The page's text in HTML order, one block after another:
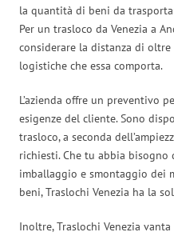
la quantità di beni da
Per un trasloco da Venezia a
considerare la distanza di
logistiche che essa comporta.
L’azienda offre un preventivo
esigenze del cliente. Sono
trasloco, a seconda
richiesti. Che tu abbia
imballaggio e smontaggio dei
beni, Traslochi Venezia ha la
Inoltre, Traslochi Venezia